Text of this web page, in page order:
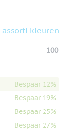
assorti kleuren
100
Bespaar 12%
Bespaar 19%
Bespaar 25%
Bespaar 27%